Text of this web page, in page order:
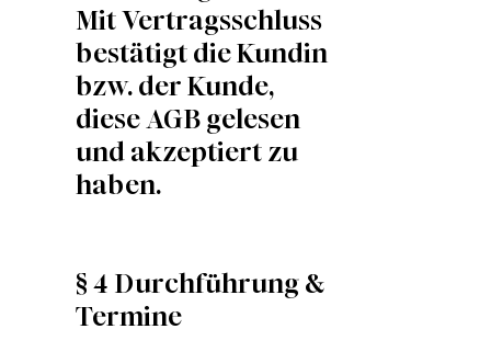
Mit Vertragsschluss
bestätigt die Kundin
bzw. der Kunde,
diese AGB gelesen
und akzeptiert zu
haben.
§ 4 Durchführung &
Termine